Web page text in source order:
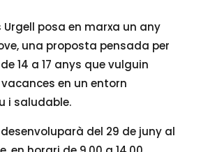
Urgell posa en marxa un any
una proposta pensada per
14 a 17 anys que vulguin
en un entorn
i saludable.
del 29 de juny al